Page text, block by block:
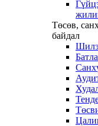
Төсөв,
байдал